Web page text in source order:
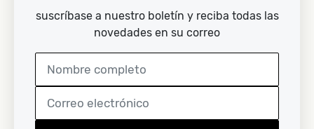
suscríbase a nuestro boletín y reciba todas las
novedades en su correo